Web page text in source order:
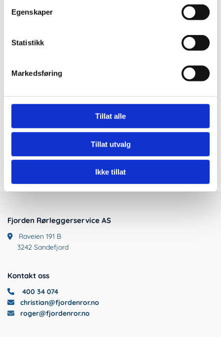
Egenskaper
Statistikk
Markedsføring
Tillat alle
Tillat utvalg
Ikke tillat
E-post*
Fjorden Rørleggerservice AS

Raveien 191 B
3242 Sandefjord
Kontakt oss
 400 34 074
 christian@fjordenror.no
 roger@fjordenror.no